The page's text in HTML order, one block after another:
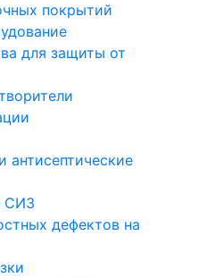
покрытий
для защиты от
СИЗ
дефектов на